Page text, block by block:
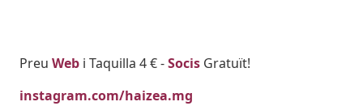
Body
Preu Web i Taquilla 4 € -Socis Gratuït!
instagram.com/haizea.mg